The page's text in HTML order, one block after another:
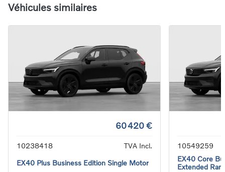
Véhicules similaires
60 420 €
10238418
TVA Incl.
EX40 Plus Business Edition Single Motor
10549259
EX40 Core
Extended